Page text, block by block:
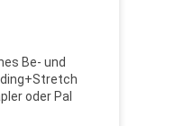
Be- und
oder Pal